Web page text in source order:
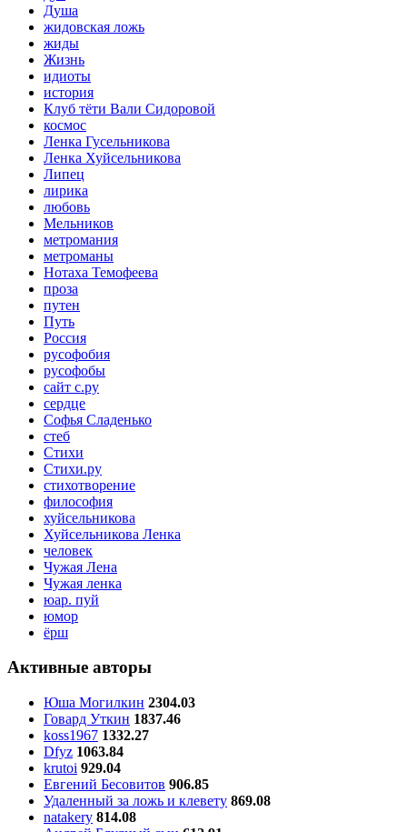
Душа
жидовская ложь
жиды
Жизнь
идиоты
история
Клуб тёти Вали Сидоровой
космос
Ленка Гусельникова
Ленка Хуйсельникова
Липец
лирика
любовь
Мельников
метромания
метроманы
Нотаха Темофеева
проза
путен
Путь
Россия
русофобия
русофобы
сайт с.ру
сердце
Софья Сладенько
стеб
Стихи
Стихи.ру
стихотворение
философия
хуйсельникова
Хуйсельникова Ленка
человек
Чужая Лена
Чужая ленка
юар. пуй
юмор
ёрш
Активные авторы
Юша Могилкин 2304.03
Говард Уткин 1837.46
koss1967 1332.27
Dfyz 1063.84
krutoi 929.04
Евгений Бесовитов 906.85
Удаленный за ложь и клевету 869.08
natakery 814.08